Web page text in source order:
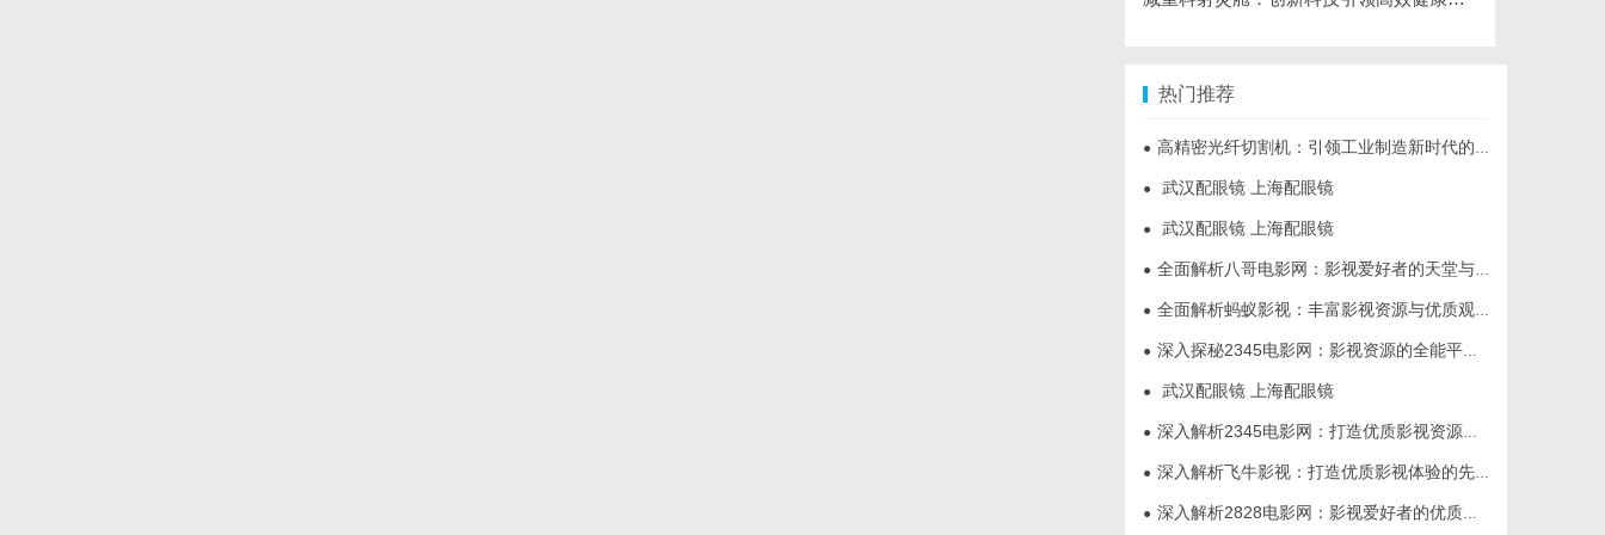
热门推荐
● 高精密光纤切割机：引领工业制造新时代的利器
● 武汉配眼镜 上海配眼镜
● 武汉配眼镜 上海配眼镜
● 全面解析八哥电影网：影视爱好者的天堂与资源宝库
● 全面解析蚂蚁影视：丰富影视资源与优质观影体验的新时代平台
● 深入探秘2345电影网：影视资源的全能平台解析
● 武汉配眼镜 上海配眼镜
● 深入解析2345电影网：打造优质影视资源的平台优势与功能详解
● 深入解析飞牛影视：打造优质影视体验的先锋平台
● 深入解析2828电影网：影视爱好者的优质选择平台